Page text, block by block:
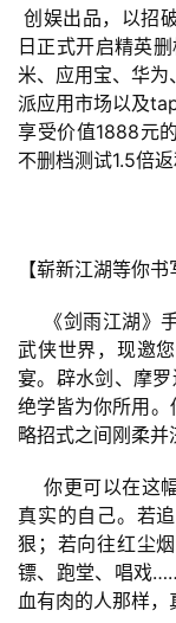
首
茶
创
游
戏
手
机
游
创娱出品，以招
日正式开启精英
米、应用宝、华
派应用市场以及
享受价值1888元
不删档测试1.5倍
【崭新江湖等你书
《剑雨江湖》
武侠世界，现邀
宴。辟水剑、摩
绝学皆为你所用
略招式之间刚柔并
你更可以在这
真实的自己。若
狠；若向往红尘
镖、跑堂、唱戏
血有肉的人那样，